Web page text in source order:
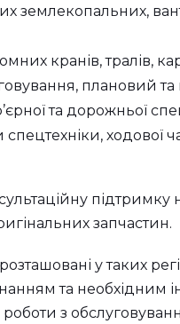
землекопальних,
кранів, тралів,
плановий
та дорожньої
спецтехніки,
підтримку
запчастин.
у таких
та необхідним
з